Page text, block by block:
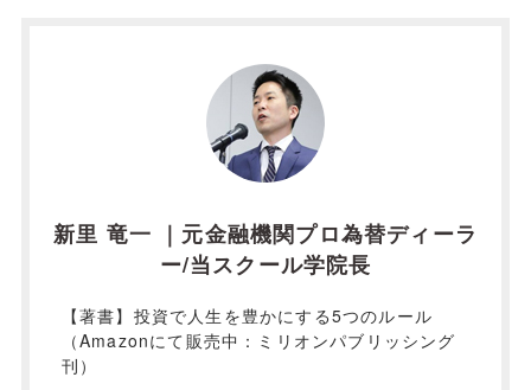
新里 竜一 ｜元金融機関プロ為替ディーラ
ー/当スクール学院長
【著書】投資で人生を豊かにする5つのルール
（Amazonにて販売中：ミリオンパブリッシング
刊）